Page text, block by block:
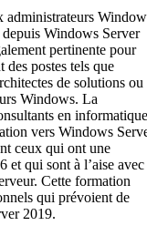
administrateurs
depuis Windows Server
pertinente pour
des postes tels que
de solutions ou
Windows. La
en
vers Windows
ceux qui ont une
et qui sont à l’aise avec
Cette formation
qui prévoient de
2019.